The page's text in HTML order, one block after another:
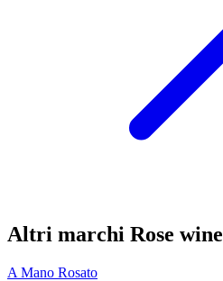
Altri marchi Rose wine
A Mano Rosato